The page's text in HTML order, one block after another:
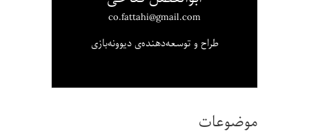
co.fattahi@gmail.com
طراح و توسعه‌دهنده‌ی دیوونه‌بازی
موضوعات